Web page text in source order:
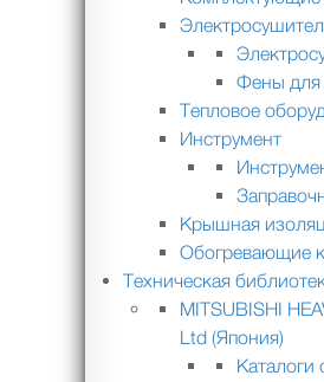
Фены для
Тепловое
Инструмент
Крышная
Обогревающие
Техническая
MITSUBISHI
Ltd (Япония)
Каталоги